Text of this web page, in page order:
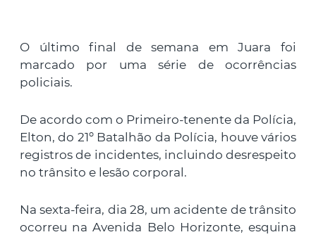
O último final de semana em Juara foi
marcado por uma série de ocorrências
policiais.
De acordo com o Primeiro-tenente da Polícia,
Elton, do 21º Batalhão da Polícia, houve vários
registros de incidentes, incluindo desrespeito
no trânsito e lesão corporal.
Na sexta-feira, dia 28, um acidente de trânsito
ocorreu na Avenida Belo Horizonte, esquina